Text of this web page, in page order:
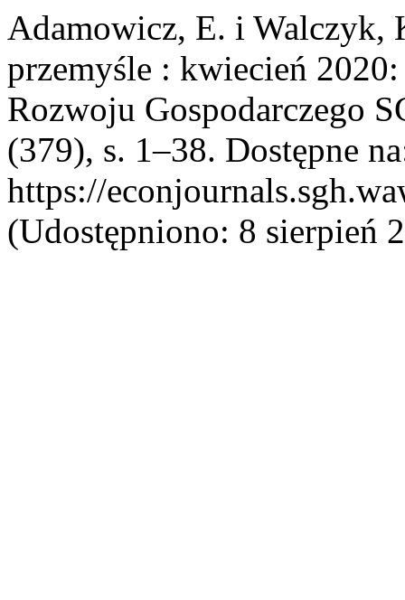
Adamowicz, E. i Walczyk,
przemyśle : kwiecień
Rozwoju Gospodarczego
(379), s. 1–38. Dostępne
https://
(Udostępniono: 8 sierpień